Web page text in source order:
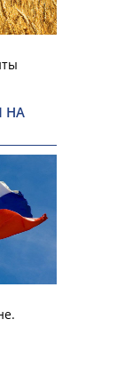
НА